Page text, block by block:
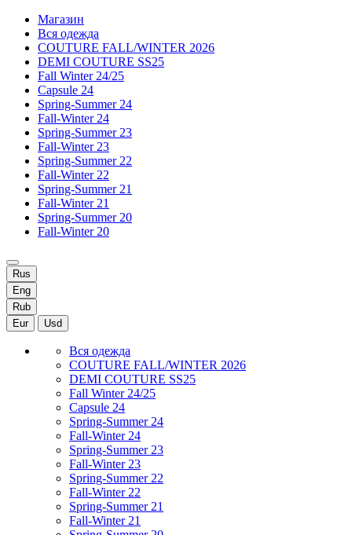
Магазин
Вся одежда
COUTURE FALL/WINTER 2026
DEMI COUTURE SS25
Fall Winter 24/25
Capsule 24
Spring-Summer 24
Fall-Winter 24
Spring-Summer 23
Fall-Winter 23
Spring-Summer 22
Fall-Winter 22
Spring-Summer 21
Fall-Winter 21
Spring-Summer 20
Fall-Winter 20
Rus
Eng
Rub
Eur
Usd
Вся одежда
COUTURE FALL/WINTER 2026
DEMI COUTURE SS25
Fall Winter 24/25
Capsule 24
Spring-Summer 24
Fall-Winter 24
Spring-Summer 23
Fall-Winter 23
Spring-Summer 22
Fall-Winter 22
Spring-Summer 21
Fall-Winter 21